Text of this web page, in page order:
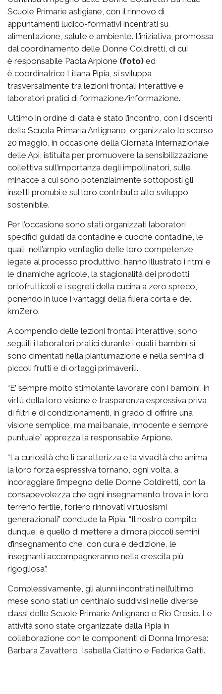
Scuole Primarie astigiane, con il rinnovo di
appuntamenti ludico-formativi incentrati su
alimentazione, salute e ambiente. L’iniziativa, promossa
dal coordinamento delle Donne Coldiretti, di cui
è responsabile Paola Arpione (foto) ed
è coordinatrice Liliana Pipia, si sviluppa
trasversalmente tra lezioni frontali interattive e
laboratori pratici di formazione/informazione.
Ultimo in ordine di data è stato l’incontro, con i discenti
della Scuola Primaria Antignano, organizzato lo scorso
20 maggio, in occasione della Giornata Internazionale
delle Api, istituita per promuovere la sensibilizzazione
collettiva sull’importanza degli impollinatori, sulle
minacce a cui sono potenzialmente sottoposti gli
insetti pronubi e sul loro contributo allo sviluppo
sostenibile.
Per l’occasione sono stati organizzati laboratori
specifici guidati da contadine e cuoche contadine, le
quali, nell’ampio ventaglio delle loro competenze
legate al processo produttivo, hanno illustrato i ritmi e
le dinamiche agricole, la stagionalità dei prodotti
ortofrutticoli e i segreti della cucina a zero spreco,
ponendo in luce i vantaggi della filiera corta e del
kmZero.
A compendio delle lezioni frontali interattive, sono
seguiti i laboratori pratici durante i quali i bambini si
sono cimentati nella piantumazione e nella semina di
piccoli frutti e di ortaggi primaverili.
“E’ sempre molto stimolante lavorare con i bambini, in
virtù della loro visione e trasparenza espressiva priva
di filtri e di condizionamenti, in grado di offrire una
visione semplice, ma mai banale, innocente e sempre
puntuale” apprezza la responsabile Arpione.
“La curiosità che li caratterizza e la vivacità che anima
la loro forza espressiva tornano, ogni volta, a
incoraggiare l’impegno delle Donne Coldiretti, con la
consapevolezza che ogni insegnamento trova in loro
terreno fertile, foriero rinnovati virtuosismi
generazionali” conclude la Pipia. “Il nostro compito,
dunque, è quello di mettere a dimora piccoli semini
d’insegnamento che, con cura e dedizione, le
insegnanti accompagneranno nella crescita più
rigogliosa”.
Complessivamente, gli alunni incontrati nell’ultimo
mese sono stati un centinaio suddivisi nelle diverse
classi delle Scuole Primarie Antignano e Rio Crosio. Le
attività sono state organizzate dalla Pipia in
collaborazione con le componenti di Donna Impresa:
Barbara Zavattero, Isabella Ciattino e Federica Gatti.